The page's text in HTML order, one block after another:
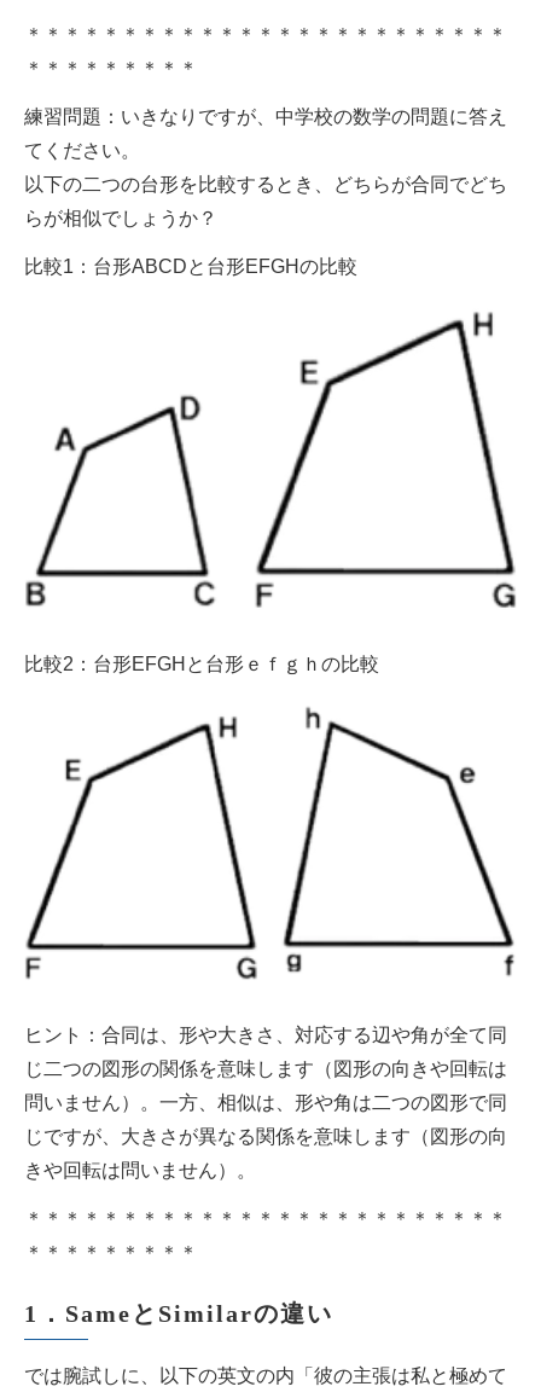
＊＊＊＊＊＊＊＊＊＊＊＊＊＊＊＊＊＊＊＊＊＊＊＊＊
＊＊＊＊＊＊＊＊＊
練習問題：いきなりですが、中学校の数学の問題に答え
てください。
以下の二つの台形を比較するとき、どちらが合同でどち
らが相似でしょうか？
比較1：台形ABCDと台形EFGHの比較
比較2：台形EFGHと台形ｅｆｇｈの比較
ヒント：合同は、形や大きさ、対応する辺や角が全て同
じ二つの図形の関係を意味します（図形の向きや回転は
問いません）。一方、相似は、形や角は二つの図形で同
じですが、大きさが異なる関係を意味します（図形の向
きや回転は問いません）。
＊＊＊＊＊＊＊＊＊＊＊＊＊＊＊＊＊＊＊＊＊＊＊＊＊
＊＊＊＊＊＊＊＊＊
1．SameとSimilarの違い
では腕試しに、以下の英文の内「彼の主張は私と極めて